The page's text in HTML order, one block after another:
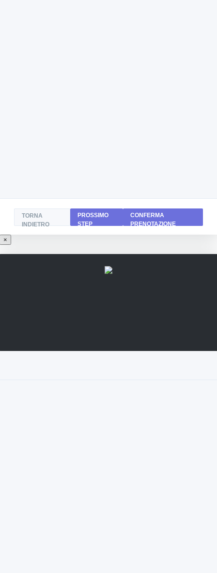
TORNA
INDIETRO
PROSSIMO
STEP
CONFERMA
PRENOTAZIONE
×